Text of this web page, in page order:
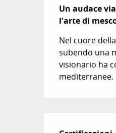
Un audace
l'arte di
Nel cuore
subendo una
visionario ha
mediterranee.